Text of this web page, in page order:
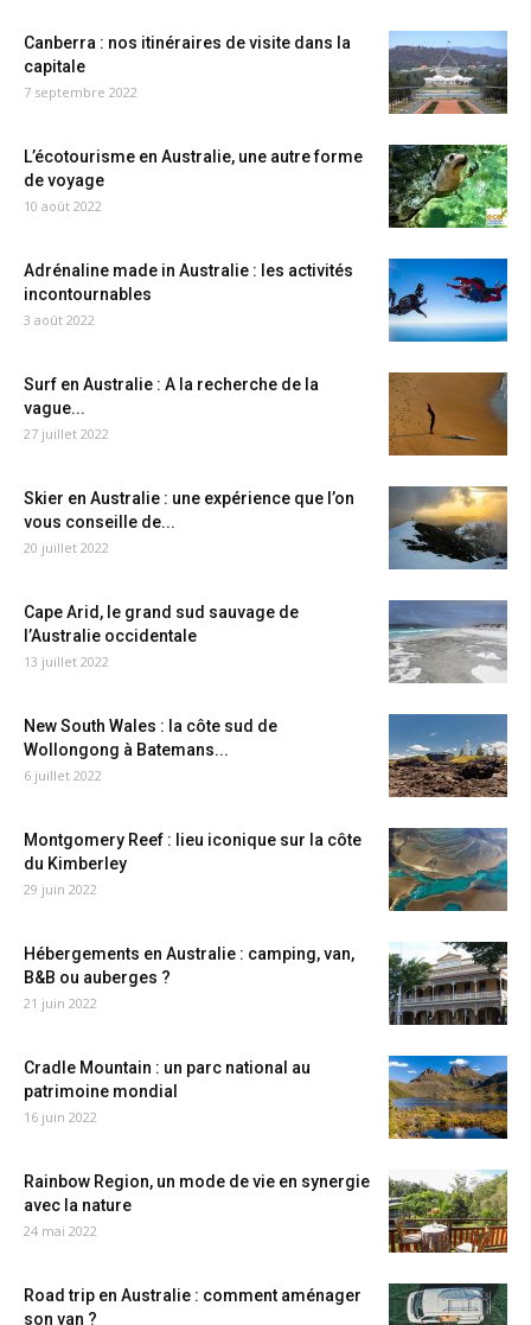
Canberra : nos itinéraires de visite dans la
capitale
7 septembre 2022
L’écotourisme en Australie, une autre forme
de voyage
10 août 2022
Adrénaline made in Australie : les activités
incontournables
3 août 2022
Surf en Australie : A la recherche de la
vague...
27 juillet 2022
Skier en Australie : une expérience que l’on
vous conseille de...
20 juillet 2022
Cape Arid, le grand sud sauvage de
l’Australie occidentale
13 juillet 2022
New South Wales : la côte sud de
Wollongong à Batemans...
6 juillet 2022
Montgomery Reef : lieu iconique sur la côte
du Kimberley
29 juin 2022
Hébergements en Australie : camping, van,
B&B ou auberges ?
21 juin 2022
Cradle Mountain : un parc national au
patrimoine mondial
16 juin 2022
Rainbow Region, un mode de vie en synergie
avec la nature
24 mai 2022
Road trip en Australie : comment aménager
son van ?